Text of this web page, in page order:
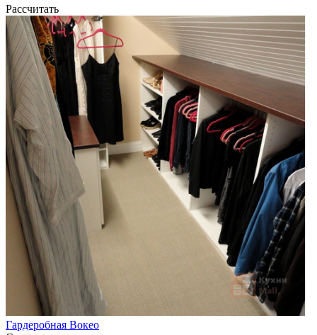
Рассчитать
Гардеробная Вокео